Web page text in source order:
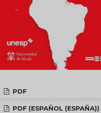
PDF
PDF (ESPAÑOL (ESPAÑA))